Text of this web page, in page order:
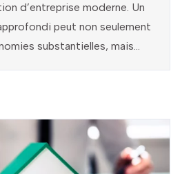
d’entreprise moderne. Un
peut non seulement
substantielles, mais...